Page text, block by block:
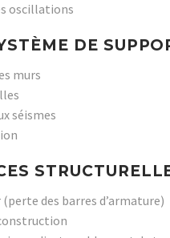
oscillations
DE
murs
séismes
des barres d’armature)